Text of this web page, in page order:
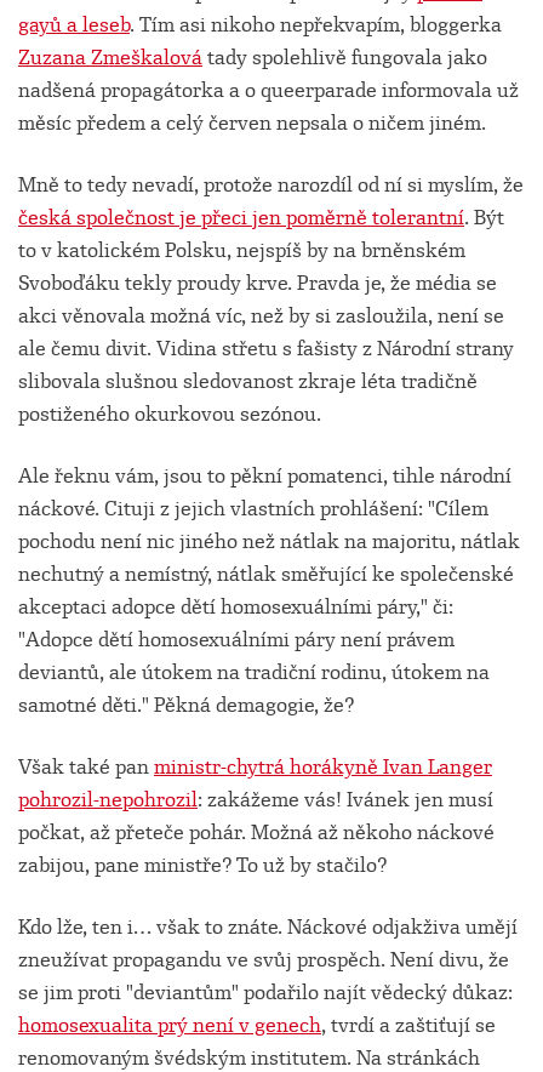
gayů a leseb. Tím asi nikoho nepřekvapím, bloggerka
Zuzana Zmeškalovátady spolehlivě fungovala jako
nadšená propagátorka a o queerparade informovala už
měsíc předem a celý červen nepsala o ničem jiném.
Mně to tedy nevadí, protože narozdíl od ní si myslím, že
česká společnost je přeci jen poměrně tolerantní. Být
to v katolickém Polsku, nejspíš by na brněnském
Svoboďáku tekly proudy krve. Pravda je, že média se
akci věnovala možná víc, než by si zasloužila, není se
ale čemu divit. Vidina střetu s fašisty z Národní strany
slibovala slušnou sledovanost zkraje léta tradičně
postiženého okurkovou sezónou.
Ale řeknu vám, jsou to pěkní pomatenci, tihle národní
náckové. Cituji z jejich vlastních prohlášení: "Cílem
pochodu není nic jiného než nátlak na majoritu, nátlak
nechutný a nemístný, nátlak směřující ke společenské
akceptaci adopce dětí homosexuálními páry," či:
"Adopce dětí homosexuálními páry není právem
deviantů, ale útokem na tradiční rodinu, útokem na
samotné děti." Pěkná demagogie, že?
Však také panministr-chytrá horákyně Ivan Langer
pohrozil-nepohrozil: zakážeme vás! Ivánek jen musí
počkat, až přeteče pohár. Možná až někoho náckové
zabijou, pane ministře? To už by stačilo?
Kdo lže, ten i… však to znáte. Náckové odjakživa umějí
zneužívat propagandu ve svůj prospěch. Není divu, že
se jim proti "deviantům" podařilo najít vědecký důkaz:
homosexualita prý není v genech, tvrdí a zaštiťují se
renomovaným švédským institutem. Na stránkách